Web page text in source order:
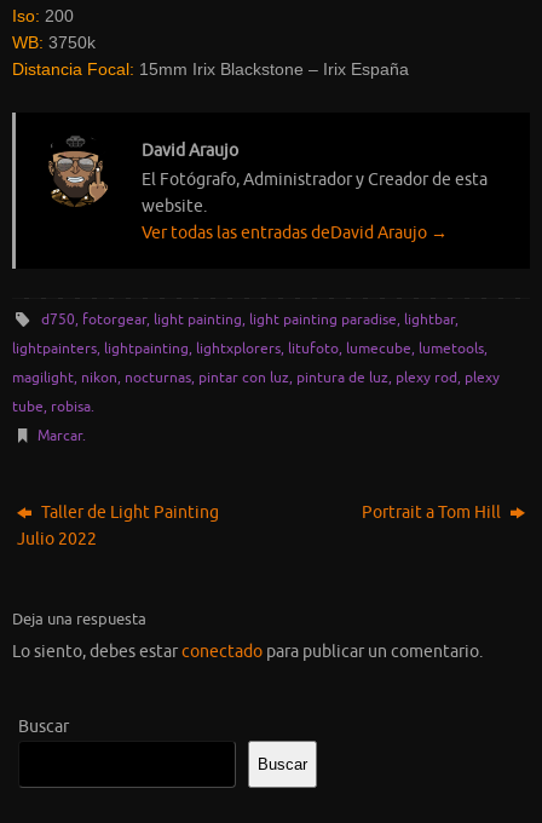
Iso: 200
WB: 3750k
Distancia Focal: 15mm Irix Blackstone – Irix España
David Araujo
El Fotógrafo, Administrador y Creador de esta
website.
Ver todas las entradas deDavid Araujo →
d750, fotorgear, light painting, light painting paradise, lightbar,
lightpainters, lightpainting, lightxplorers, litufoto, lumecube, lumetools,
magilight, nikon, nocturnas, pintar con luz, pintura de luz, plexy rod, plexy
tube, robisa.
Marcar.
Taller de Light Painting
Julio 2022
Portrait a Tom Hill
Deja una respuesta
Lo siento, debes estarconectado para publicar un comentario.
Buscar
Buscar